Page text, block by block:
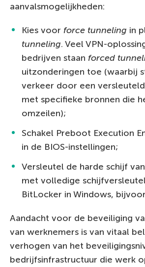
aanvalsmogelijkheden:
Kies voor force tunneling in
tunneling. Veel VPN-
bedrijven staan forced
uitzonderingen toe (waarbij
verkeer door een
met specifieke bronnen die
omzeilen);
Schakel Preboot Execution
in de BIOS-instellingen;
Versleutel de harde schijf
met volledige
BitLocker in Windows,
Aandacht voor de beveiliging
van werknemers is van vitaal
verhogen van het
bedrijfsinfrastructuur die werk